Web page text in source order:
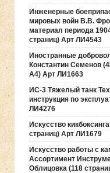
Инженерные
мировых войн В.В.
материал периода
страниц) Арт ЛИ4543
Иностранные
Константин Семенов
А4) Арт ЛИ1663
ИС-3 Тяжелый танк
инструкция по
ЛИ4276
Искусство
страниц) Арт ЛИ1679
Искусство работы с
Ассортимент
Облицовка (118